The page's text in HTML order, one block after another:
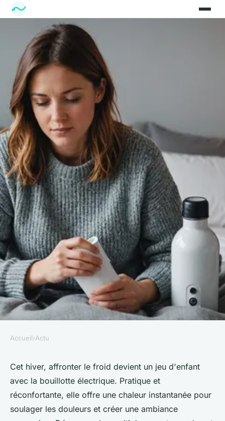
Bouillotte électrique : votre
alliée contre le froid cet hiver
Sohan•3 mars 2025•3 min de lecture
Accueil›Actu
Cet hiver, affronter le froid devient un jeu d'enfant
avec la bouillotte électrique. Pratique et
réconfortante, elle offre une chaleur instantanée pour
soulager les douleurs et créer une ambiance